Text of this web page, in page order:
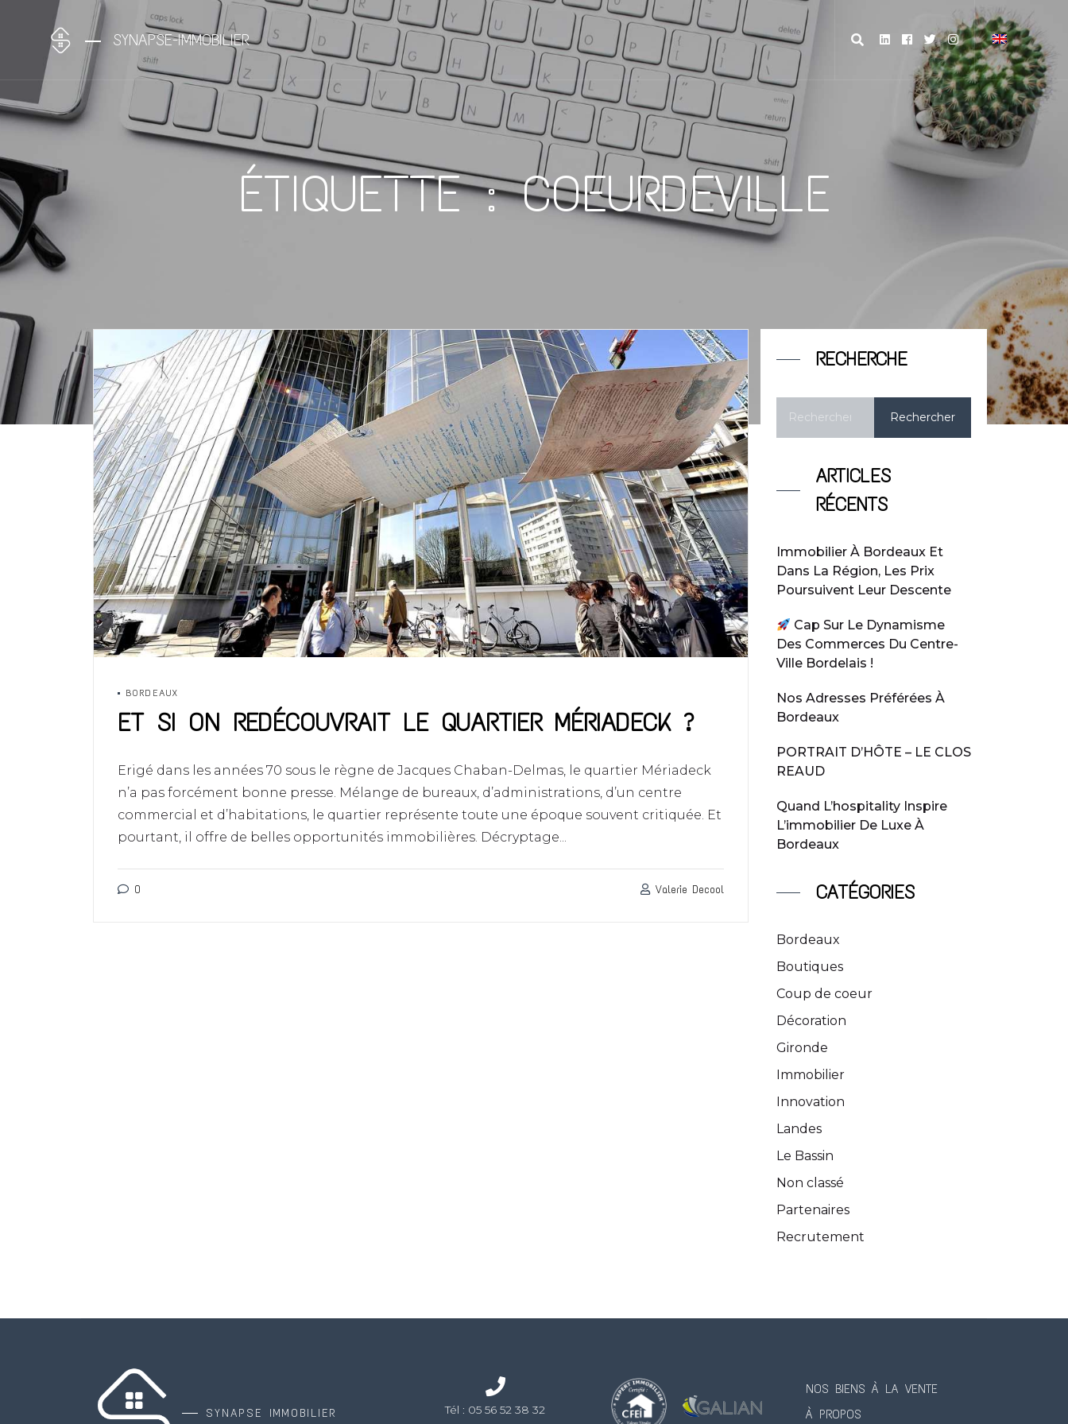
SYNAPSE-IMMOBILIER
ÉTIQUETTE :COEURDEVILLE
BORDEAUX
ET SI ON REDÉCOUVRAIT LE QUARTIER MÉRIADECK ?
Erigé dans les années 70 sous le règne de Jacques Chaban-Delmas, le quartier Mériadeck
n’a pas forcément bonne presse. Mélange de bureaux, d’administrations, d’un centre
commercial et d’habitations, le quartier représente toute une époque souvent critiquée. Et
pourtant, il offre de belles opportunités immobilières. Décryptage...
0 Valerie Decool
RECHERCHE
ARTICLES
RÉCENTS
Immobilier À Bordeaux Et
Dans La Région, Les Prix
Poursuivent Leur Descente
Cap Sur Le Dynamisme
Des Commerces Du Centre-
Ville Bordelais !
Nos Adresses Préférées À
Bordeaux
PORTRAIT D’HÔTE – LE CLOS
REAUD
Quand L’hospitality Inspire
L’immobilier De Luxe À
Bordeaux
CATÉGORIES
Bordeaux
Boutiques
Coup de coeur
Décoration
Gironde
Immobilier
Innovation
Landes
Le Bassin
Non classé
Partenaires
Recrutement
SYNAPSE IMMOBILIER Tél : 05 56 52 38 32
NOS BIENS À LA VENTE
À PROPOS